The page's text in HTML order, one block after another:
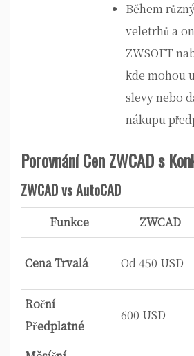
Během
veletrhů a
ZWSOFT
kde mohou
slevy nebo
nákupu
Porovnání Cen ZWCAD s
ZWCAD vs AutoCAD
Funkce ZWCAD
Cena Trvalá Od 450 USD
Roční
Předplatné
600 USD